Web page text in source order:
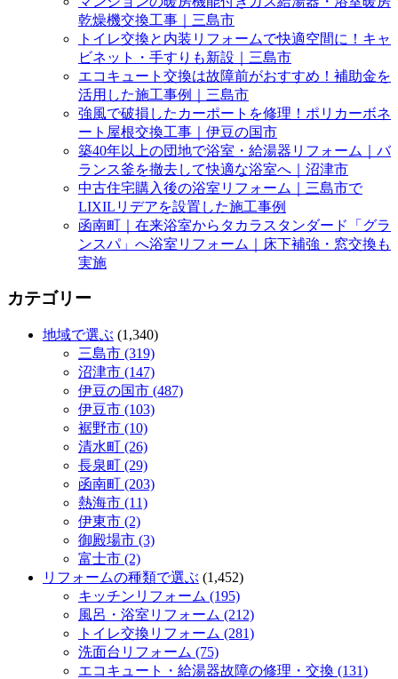
乾燥機交換工事｜三島市
トイレ交換と内装リフォームで快適空間に！キャ
ビネット・手すりも新設｜三島市
エコキュート交換は故障前がおすすめ！補助金を
活用した施工事例｜三島市
強風で破損したカーポートを修理！ポリカーボネ
ート屋根交換工事｜伊豆の国市
築40年以上の団地で浴室・給湯器リフォーム｜バ
ランス釜を撤去して快適な浴室へ｜沼津市
中古住宅購入後の浴室リフォーム｜三島市で
LIXILリデアを設置した施工事例
函南町｜在来浴室からタカラスタンダード「グラ
ンスパ」へ浴室リフォーム｜床下補強・窓交換も
実施
カテゴリー
地域で選ぶ (1,340)
三島市 (319)
沼津市 (147)
伊豆の国市 (487)
伊豆市 (103)
裾野市 (10)
清水町 (26)
長泉町 (29)
函南町 (203)
熱海市 (11)
伊東市 (2)
御殿場市 (3)
富士市 (2)
リフォームの種類で選ぶ (1,452)
キッチンリフォーム (195)
風呂・浴室リフォーム (212)
トイレ交換リフォーム (281)
洗面台リフォーム (75)
エコキュート・給湯器故障の修理・交換 (131)